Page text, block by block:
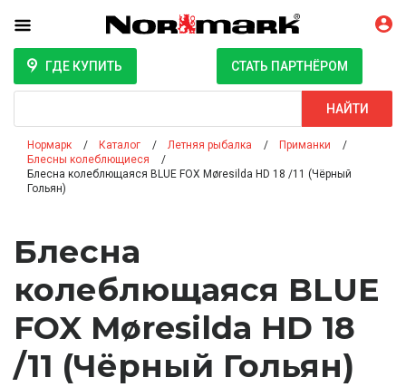
ГДЕ КУПИТЬ СТАТЬ ПАРТНЁРОМ
НАЙТИ
Нормарк Каталог Летняя рыбалка
Приманки
Блесны колеблющиеся
Блесна колеблющаяся BLUE FOX Møresilda HD 18 /11 (Чёрный
Гольян)
Блесна
колеблющаяся BLUE
FOX Møresilda HD 18
/11 (Чёрный Гольян)